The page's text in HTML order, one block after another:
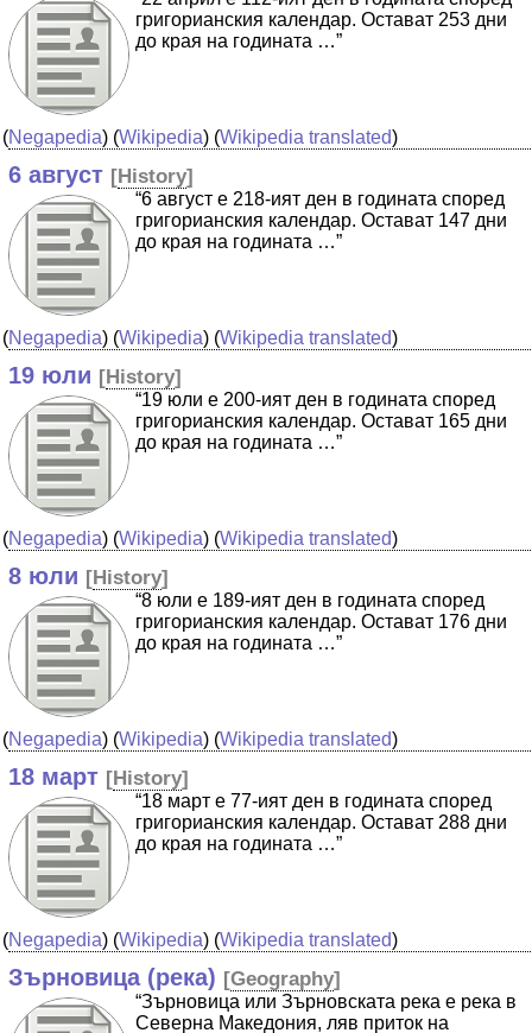
григорианския календар. Остават 253 дни
до края на годината …”
(Negapedia) (Wikipedia) (Wikipedia translated)
6 август [History]
“6 август е 218-ият ден в годината според
григорианския календар. Остават 147 дни
до края на годината …”
(Negapedia) (Wikipedia) (Wikipedia translated)
19 юли [History]
“19 юли е 200-ият ден в годината според
григорианския календар. Остават 165 дни
до края на годината …”
(Negapedia) (Wikipedia) (Wikipedia translated)
8 юли [History]
“8 юли е 189-ият ден в годината според
григорианския календар. Остават 176 дни
до края на годината …”
(Negapedia) (Wikipedia) (Wikipedia translated)
18 март [History]
“18 март е 77-ият ден в годината според
григорианския календар. Остават 288 дни
до края на годината …”
(Negapedia) (Wikipedia) (Wikipedia translated)
Зърновица (река) [Geography]
“Зърновица или Зърновската река е река в
Северна Македония, ляв приток на